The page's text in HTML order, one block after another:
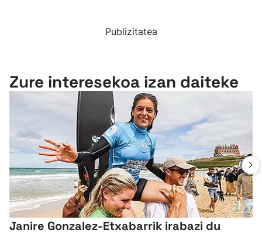
Publizitatea
Zure interesekoa izan daiteke
Janire Gonzalez-Etxabarrik irabazi du